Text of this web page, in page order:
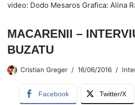
video: Dodo Mesaros Grafica: Alina
MACARENII –
BUZATU
Cristian Greger 16/06/2016
Facebook Twitter/X